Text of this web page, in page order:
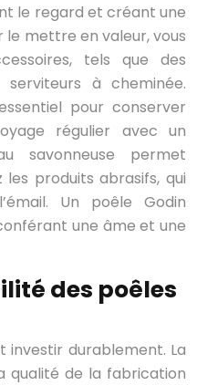
le regard et créant une
le mettre en valeur, vous
tels que des
à cheminée.
pour conserver
régulier avec un
savonneuse permet
les produits abrasifs, qui
Un poêle Godin
une âme et une
des poêles
investir durablement. La
qualité de la fabrication